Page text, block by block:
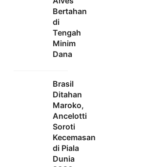
Bertahan
di
Tengah
Minim
Dana
Brasil
Ditahan
Maroko,
Ancelotti
Soroti
Kecemasan
di Piala
Dunia